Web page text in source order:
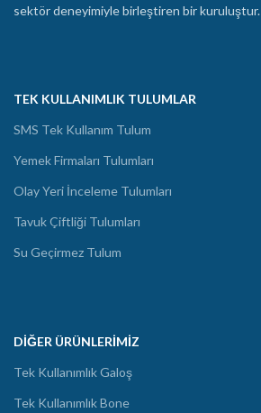
sektör deneyimiyle birleştiren bir kuruluştur.
TEK KULLANIMLIK TULUMLAR
SMS Tek Kullanım Tulum
Yemek Firmaları Tulumları
Olay Yeri İnceleme Tulumları
Tavuk Çiftliği Tulumları
Su Geçirmez Tulum
DIĞER ÜRÜNLERIMIZ
Tek Kullanımlık Galoş
Tek Kullanımlık Bone